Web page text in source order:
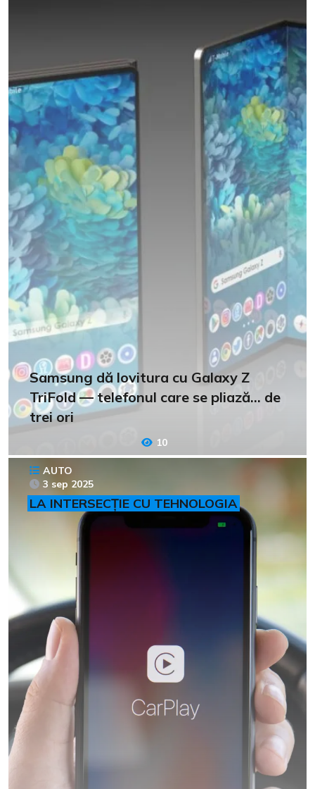
Samsung dă lovitura cu Galaxy Z
TriFold — telefonul care se pliază… de
trei ori
10
AUTO
3 sep 2025
LA INTERSECȚIE CU TEHNOLOGIA